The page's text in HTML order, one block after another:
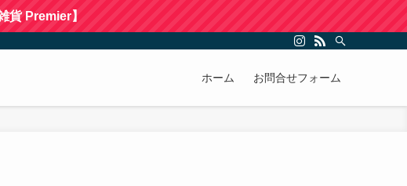
貨 Premier】
ホーム お問合せフォーム